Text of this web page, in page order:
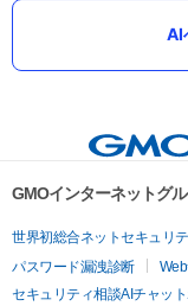
AI
GMOインターネットグ
世界初総合ネットセキュリ
パスワード漏洩診断
セキュリティ相談AIチャット